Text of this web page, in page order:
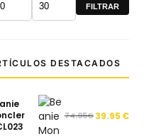
FILTRAR
DESTACADOS
74.95€39.95 €